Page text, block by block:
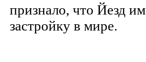
признало, что Йезд
застройку в мире.